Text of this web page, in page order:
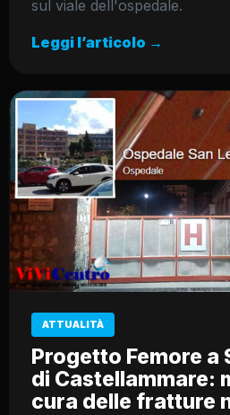
sul viale dell'ospedale.
Leggi l’articolo →
ATTUALITÀ
Progetto Femore a
di Castellammare:
cura delle fratture